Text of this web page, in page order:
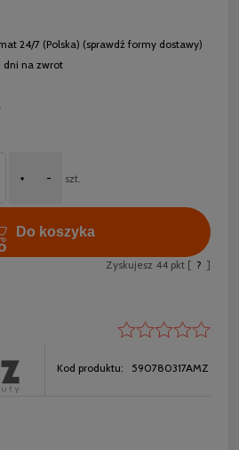
24/7 (Polska) (sprawdź formy dostawy)
dni na zwrot
+ - szt.
Do koszyka
Zyskujesz 44 pkt [ ? ]
Kod produktu: 590780317AMZ